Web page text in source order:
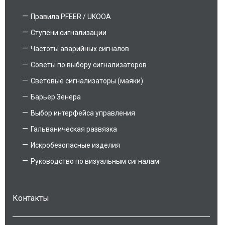
Правила PFEER / UKOOA
Ступени сигнализации
Частоты аварийных сигналов
Советы по выбору сигнализаторов
Световые сигнализаторы (маяки)
Барьер Зенера
Выбор интерфейса управления
Гальваническая развязка
Искробезопасные изделия
Руководство по визуальным сигналам
Контакты